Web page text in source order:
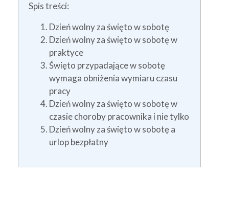
Spis treści:
Dzień wolny za święto w sobotę
Dzień wolny za święto w sobotę w
praktyce
Święto przypadające w sobotę
wymaga obniżenia wymiaru czasu
pracy
Dzień wolny za święto w sobotę w
czasie choroby pracownika i nie tylko
Dzień wolny za święto w sobotę a
urlop bezpłatny